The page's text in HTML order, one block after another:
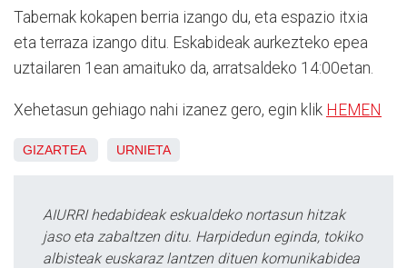
Tabernak kokapen berria izango du, eta espazio itxia
eta terraza izango ditu. Eskabideak aurkezteko epea
uztailaren 1ean amaituko da, arratsaldeko 14:00etan.
Xehetasun gehiago nahi izanez gero, egin klik HEMEN
GIZARTEA URNIETA
AIURRI hedabideak eskualdeko nortasun hitzak
jaso eta zabaltzen ditu. Harpidedun eginda, tokiko
albisteak euskaraz lantzen dituen komunikabidea